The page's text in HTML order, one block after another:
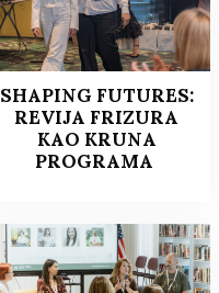
SHAPING FUTURES:
REVIJA FRIZURA
KAO KRUNA
PROGRAMA